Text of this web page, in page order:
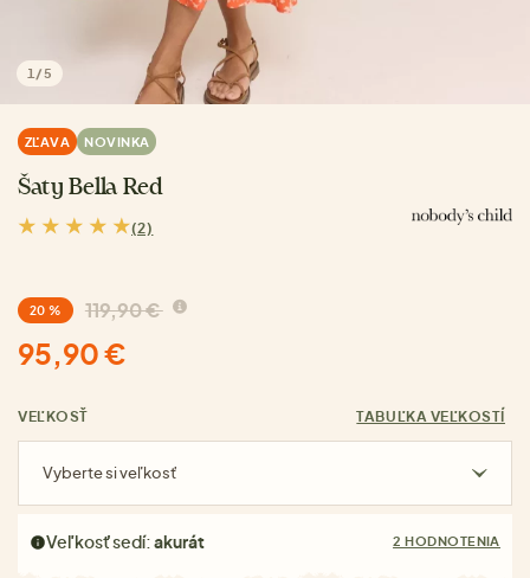
1 /5
ZĽAVA NOVINKA
Šaty Bella Red
(2)
20 % 119,90 €
95,90 €
VEĽKOSŤ TABUĽKA VEĽKOSTÍ
Vyberte si veľkosť
Veľkosť sedí:akurát 2 HODNOTENIA